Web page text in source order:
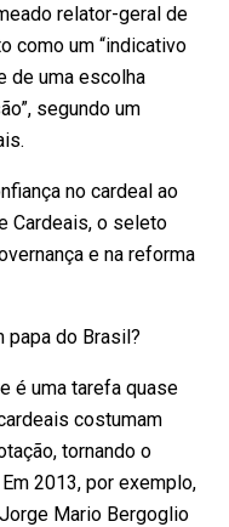
relator-geral de
como um “indicativo
de uma escolha
segundo um
no cardeal ao
Cardeais, o seleto
e na reforma
papa do Brasil?
é uma tarefa quase
costumam
tornando o
2013, por exemplo,
Mario Bergoglio